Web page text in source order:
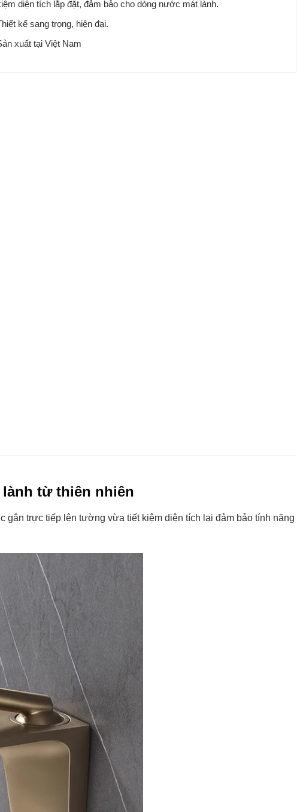
diện tích lắp đặt, đảm bảo cho dòng nước mát lành.
kế sang trọng, hiện đại.
xuất tại Việt Nam
từ thiên nhiên
trực tiếp lên tường vừa tiết kiệm diện tích lại đảm bảo tính năng